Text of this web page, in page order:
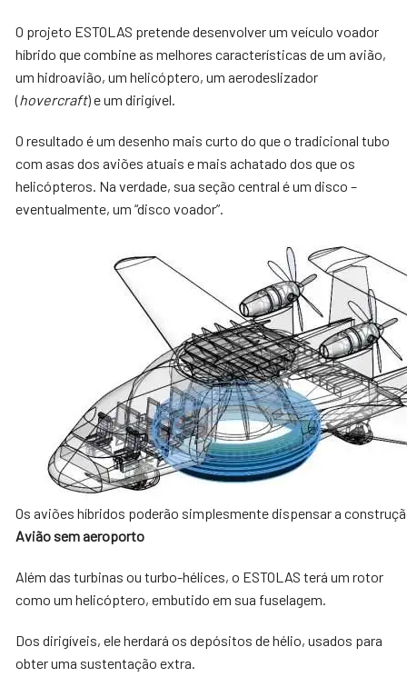
O projeto ESTOLAS pretende desenvolver um veículo voador
híbrido que combine as melhores características de um avião,
um hidroavião, um helicóptero, um aerodeslizador
(hovercraft) e um dirigível.
O resultado é um desenho mais curto do que o tradicional tubo
com asas dos aviões atuais e mais achatado dos que os
helicópteros. Na verdade, sua seção central é um disco –
eventualmente, um “disco voador”.
Os aviões híbridos poderão simplesmente dispensar a
Avião sem aeroporto
Além das turbinas ou turbo-hélices, o ESTOLAS terá um rotor
como um helicóptero, embutido em sua fuselagem.
Dos dirigíveis, ele herdará os depósitos de hélio, usados para
obter uma sustentação extra.